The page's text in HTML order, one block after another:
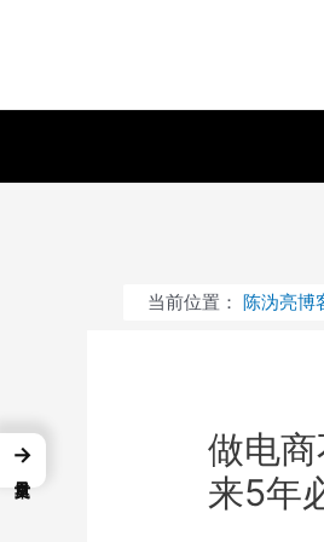
容
当前位置： 陈沩亮博
做电
来5年
→